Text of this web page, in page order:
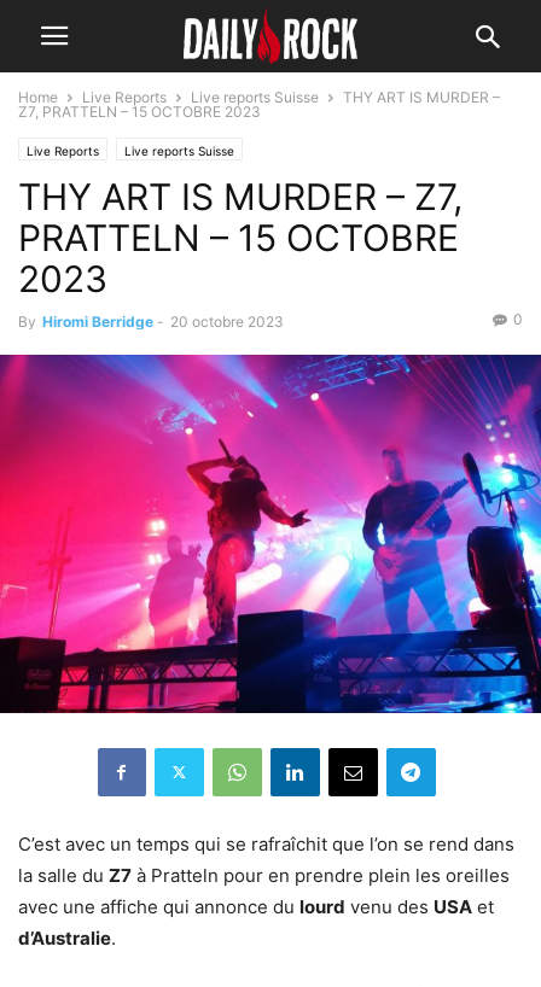
Home Live Reports Live reports Suisse
THY ART IS MURDER –
Z7, PRATTELN – 15 OCTOBRE 2023
Live Reports Live reports Suisse
THY ART IS MURDER – Z7,
PRATTELN – 15 OCTOBRE
2023
By Hiromi Berridge - 20 octobre 2023 0
C’est avec un temps qui se rafraîchit que l’on se rend dans
la salle du Z7 à Pratteln pour en prendre plein les oreilles
avec une affiche qui annonce du lourd venu des USA et
d’Australie.